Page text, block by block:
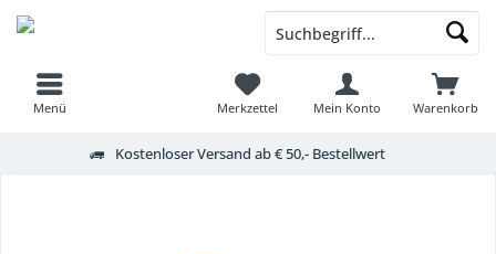
Menü Warenkorb
Merkzettel Mein Konto
Kostenloser Versand ab € 50,- Bestellwert